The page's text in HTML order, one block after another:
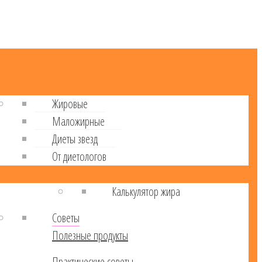
Жировые
Маложирные
Диеты звезд
От диетологов
Калькулятор жира
Советы
Полезные продукты